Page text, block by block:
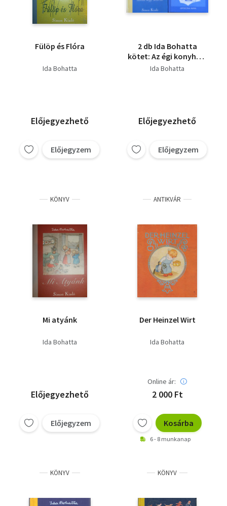
Fülöp és Flóra
Ida Bohatta
Előjegyezhető
Előjegyzem
2 db Ida Bohatta
kötet: Az égi konyha +
Üdvöz légy Mária!
Ida Bohatta
Előjegyezhető
Előjegyzem
KÖNYV
Mi atyánk
Ida Bohatta
Előjegyezhető
Előjegyzem
ANTIKVÁR
Der Heinzel Wirt
Ida Bohatta
Online ár:
2 000 Ft
Kosárba
6 - 8 munkanap
KÖNYV KÖNYV